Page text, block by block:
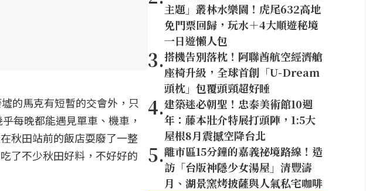
的馬克有短暫的交會外，只
每晚都能遇見單車、機車，
秋田站前的飯店耍廢了一整
了不少秋田好料，不好好的
主題」叢林水樂園！虎尾632高地
免門票回歸，玩水＋4大順遊秘境
一日遊懶人包
3.搭機告別落枕！阿聯酋航空經濟艙
座椅升級，全球首創「U-Dream
頭枕」包覆頭頸超好睡
4.建築迷必朝聖！忠泰美術館10週
年：藤本壯介特展打頭陣，1:5大
屋根8月震撼空降台北
5.離市區15分鐘的嘉義祕境路線！造
訪「台版神隱少女湯屋」清豐濤
月、湖景窯烤披薩與人氣私宅咖啡